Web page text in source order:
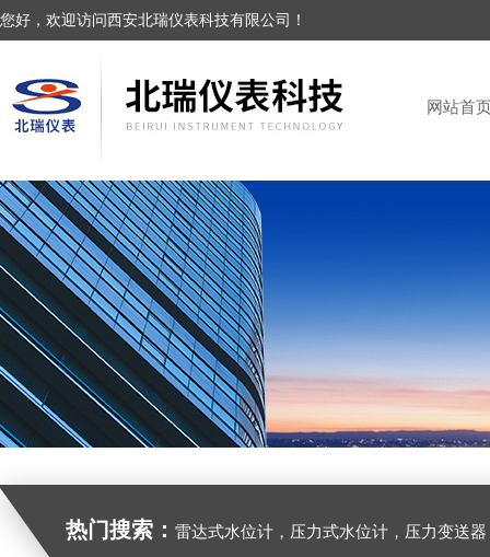
您好，欢迎访问西安北瑞仪表科技有限公司！
网站首
热门搜索： 雷达式水位计，压力式水位计，压力变送器